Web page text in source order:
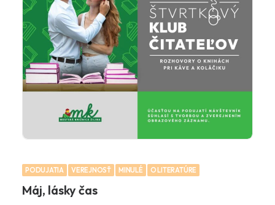
PODUJATIA VEREJNOSŤ MINULÉ O LITERATÚRE
Máj, lásky čas